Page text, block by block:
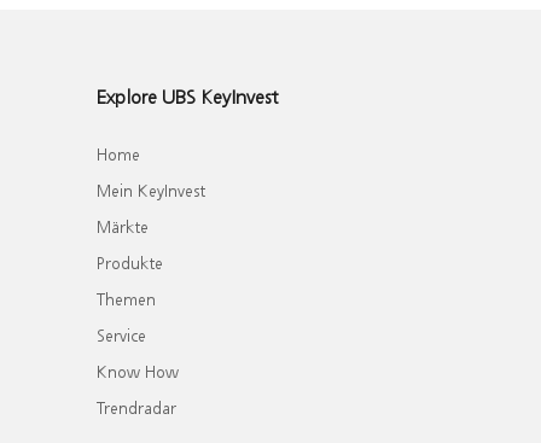
Explore UBS KeyInvest
Home
Mein KeyInvest
Märkte
Produkte
Themen
Service
Know How
Trendradar